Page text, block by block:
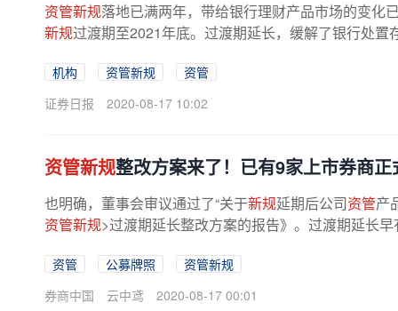
资管新规落地已满两年，带给银行理财产品市场的变化
新规过渡期至2021年底。过渡期延长，缓解了银行处
机构 资管新规
资管
证券日报
2020-08-17 10:02
资管新规整改方案来了！已有9家上市券商
也明确，董事会审议通过了“关于新规延期后公司资管产
资管新规>过渡期延长整改方案的报告》。过渡期延长
资管 公募牌照
资管新规
券商中国
云中鸢 2020-08-17 00:01